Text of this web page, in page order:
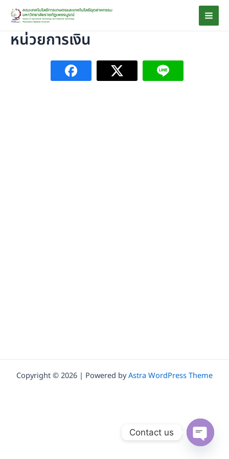
content
หน่วยการเงิน
Copyright © 2026 | Powered byAstra WordPress Theme
Contact us
Open